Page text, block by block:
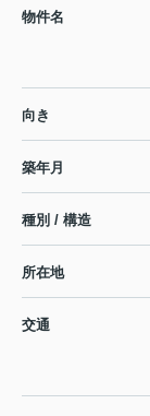
物件名
向き
築年月
種別 / 構造
所在地
交通